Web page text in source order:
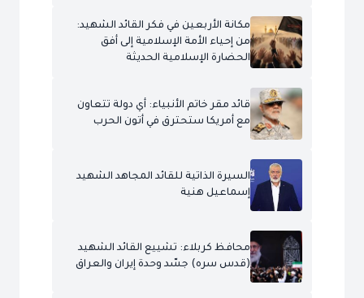
مكانة الأربعين في فكر القائد الشهيد:
من إحياء الأمة الإسلامية إلى أفق
الحضارة الإسلامية الحديثة
قائد مقر خاتم الأنبياء: أي دولة تتعاون
مع أمريكا ستحترق في أتون الحرب
السيرة الذاتية للقائد المجاهد الشهيد
إسماعيل هنية
محافظ كربلاء: تشييع القائد الشهيد
(قدس سره) جسّد وحدة إيران والعراق